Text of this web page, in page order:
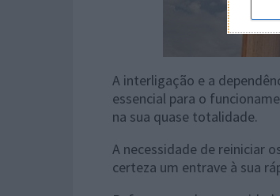
A interligação e a
essencial para o
na sua quase totalidade.
A necessidade de reiniciar
certeza um entrave à sua